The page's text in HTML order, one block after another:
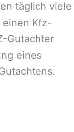
täglich viele
einen Kfz-
Gutachter
eines